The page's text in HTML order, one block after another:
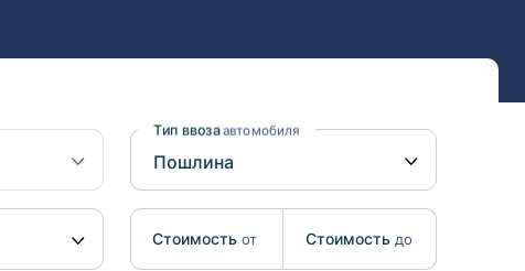
Nissan
Mitsubishi
Isuzu
Hino
Тип ввозаавтомобиля
Стоимость от Стоимость до